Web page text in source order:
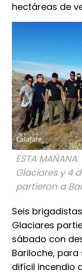
hectáreas de
ESTA
Glaciares y 4
partieron a
Seis
Glaciares
sábado con
Bariloche,
difícil incendio